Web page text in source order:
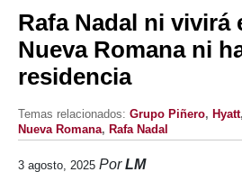
Rafa Nadal ni vivirá
Nueva Romana ni
residencia
Temas relacionados: Grupo Piñero, Hyatt,
Nueva Romana, Rafa Nadal
3 agosto, 2025 PorLM